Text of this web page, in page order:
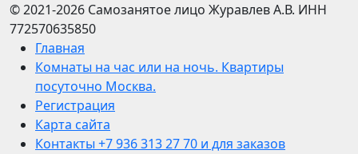
© 2021-2026 Самозанятое лицо Журавлев А.В. ИНН
772570635850
Главная
Комнаты на час или на ночь. Квартиры
посуточно Москва.
Регистрация
Карта сайта
Контакты +7 936 313 27 70 и для заказов